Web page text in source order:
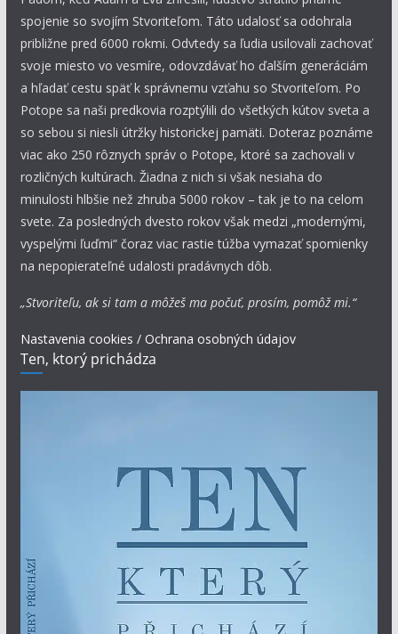
spojenie so svojím Stvoriteľom. Táto udalosť sa odohrala
približne pred 6000 rokmi. Odvtedy sa ľudia usilovali zachovať
svoje miesto vo vesmíre, odovzdávať ho ďalším generáciám
a hľadať cestu späť k správnemu vzťahu so Stvoriteľom. Po
Potope sa naši predkovia rozptýlili do všetkých kútov sveta a
so sebou si niesli útržky historickej pamäti. Doteraz poznáme
viac ako 250 rôznych správ o Potope, ktoré sa zachovali v
rozličných kultúrach. Žiadna z nich si však nesiaha do
minulosti hlbšie než zhruba 5000 rokov – tak je to na celom
svete. Za posledných dvesto rokov však medzi „modernými,
vyspelými ľuďmi“ čoraz viac rastie túžba vymazať spomienky
na nepopierateľné udalosti pradávnych dôb.
„Stvoriteľu, ak si tam a môžeš ma počuť, prosím, pomôž mi.“
Nastavenia cookies / Ochrana osobných údajov
Ten, ktorý prichádza